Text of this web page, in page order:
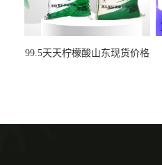
99.5天天柠檬酸山东现货价格